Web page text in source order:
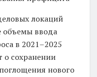
локаций
объемы ввода
в 2021–2025
о сохранении
нового